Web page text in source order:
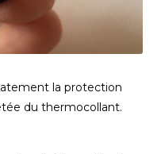
la protection
du thermocollant.